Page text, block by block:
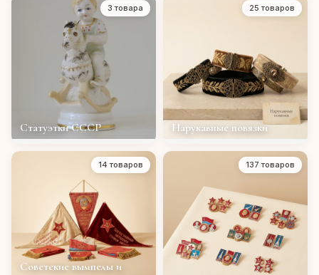
3 товара
Статуэтки СССР
25 товаров
Нарукавные повязки
14 товаров
Советские вымпелы и
137 товаров